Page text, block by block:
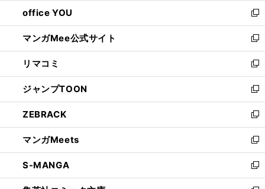
く
で
開
く
ィ
ン
ド
ウ
で
開
く
し
い
ウ
ィ
ン
ド
ウ
で
開
く
office YOU
新
し
い
ウ
ィ
ン
ド
ウ
で
開
く
マンガMee公式サイト
新
し
い
ウ
ィ
ン
ド
ウ
で
開
く
リマコミ
新
し
い
ウ
ィ
ン
ド
ウ
で
開
ジャンプTOON
新
し
い
ウ
ィ
ン
ド
ウ
ZEBRACK
新
し
い
ウ
ィ
ン
マンガMeets
新
し
い
ウ
S-MANGA
新
し